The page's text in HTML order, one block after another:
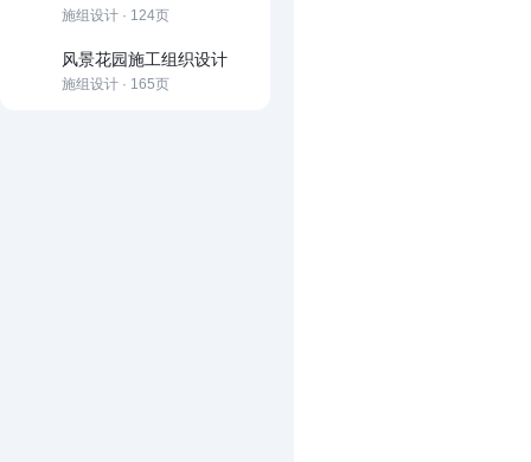
施组设计 · 124页
风景花园施工组织设计
施组设计 · 165页